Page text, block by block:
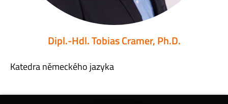
Dipl.-Hdl. Tobias Cramer, Ph.D.
Katedra německého jazyka